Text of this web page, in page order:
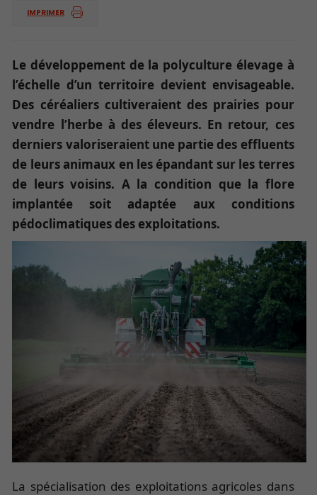
IMPRIMER
Le développement de la polyculture élevage à
l’échelle d’un territoire devient envisageable.
Des céréaliers cultiveraient des prairies pour
vendre l’herbe à des éleveurs. En retour, ces
derniers valoriseraient une partie des effluents
de leurs animaux en les épandant sur les terres
de leurs voisins. A la condition que la flore
implantée soit adaptée aux conditions
pédoclimatiques des exploitations.
La spécialisation des exploitations agricoles dans